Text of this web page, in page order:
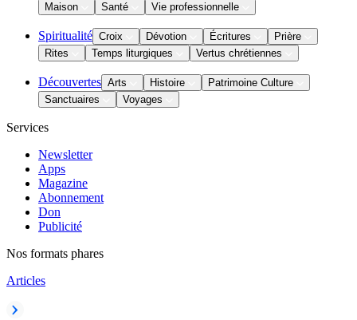
Maison
Santé Vie professionnelle
Spiritualité Croix Dévotion Écritures
Prière
Rites
Temps liturgiques Vertus chrétiennes
Découvertes Arts Histoire
Patrimoine Culture
Sanctuaires
Voyages
Services
Newsletter
Apps
Magazine
Abonnement
Don
Publicité
Nos formats phares
Articles